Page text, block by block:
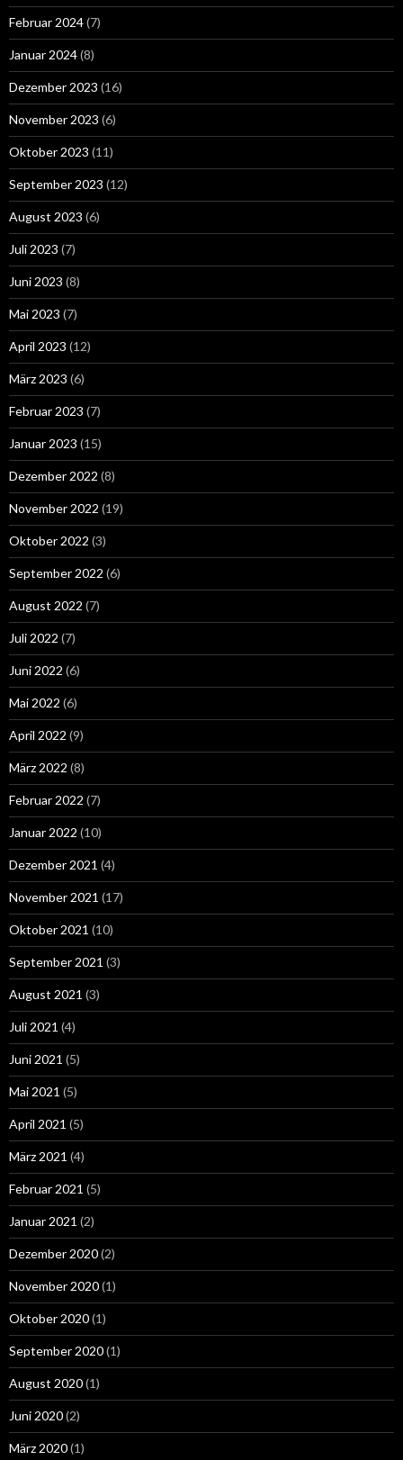
Februar 2024(7)
Januar 2024(8)
Dezember 2023 (16)
November 2023 (6)
Oktober 2023 (11)
September 2023 (12)
August 2023 (6)
Juli 2023 (7)
Juni 2023 (8)
Mai 2023 (7)
April 2023 (12)
März 2023 (6)
Februar 2023 (7)
Januar 2023 (15)
Dezember 2022 (8)
November 2022 (19)
Oktober 2022 (3)
September 2022 (6)
August 2022 (7)
Juli 2022 (7)
Juni 2022 (6)
Mai 2022 (6)
April 2022 (9)
März 2022 (8)
Februar 2022 (7)
Januar 2022 (10)
Dezember 2021 (4)
November 2021 (17)
Oktober 2021 (10)
September 2021 (3)
August 2021 (3)
Juli 2021 (4)
Juni 2021 (5)
Mai 2021 (5)
April 2021 (5)
März 2021 (4)
Februar 2021 (5)
Januar 2021 (2)
Dezember 2020(2)
November 2020(1)
Oktober 2020(1)
September 2020(1)
August 2020(1)
Juni 2020(2)
März 2020(1)